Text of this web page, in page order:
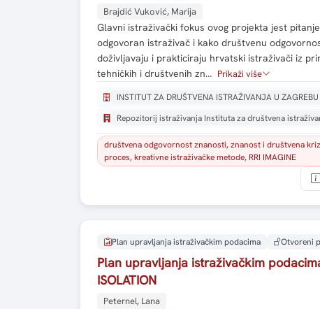
Brajdić Vuković, Marija
Glavni istraživački fokus ovog projekta jest
odgovoran istraživač i kako društvenu
doživljavaju i prakticiraju hrvatski istraživači iz
tehničkih i društvenih zn… Prikaži više
INSTITUT ZA DRUŠTVENA ISTRAŽIVANJA U ZAGREBU
Repozitorij istraživanja Instituta za društvena
društvena odgovornost znanosti, znanost i društvena
proces, kreativne istraživačke metode, RRI IMAGINE
Plan upravljanja istraživačkim podacima Otvoreni
Plan upravljanja istraživačkim
ISOLATION
Peternel, Lana